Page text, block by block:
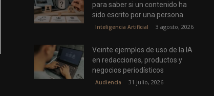
para saber si un contenido ha
sido escrito por una persona
Inteligencia Artificial 3 agosto, 2026
Veinte ejemplos de uso de la IA
en redacciones, productos y
negocios periodísticos
Audiencia 31 julio, 2026